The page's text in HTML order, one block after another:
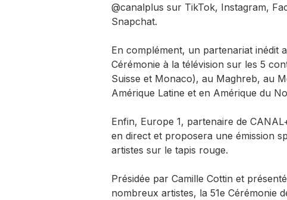
@canalplus sur TikTok, Instagram,
Snapchat.
En complément, un partenariat inédit
Cérémonie à la télévision sur les 5
Suisse et Monaco), au Maghreb, au
Amérique Latine et en Amérique du
Enfin, Europe 1, partenaire de
en direct et proposera une émission
artistes sur le tapis rouge.
Présidée par Camille Cottin et
nombreux artistes, la 51e Cérémonie